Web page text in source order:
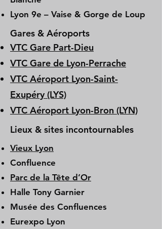
Lyon 9e – Vaise & Gorge de Loup
Gares & Aéroports
VTC Gare Part-Dieu
VTC Gare de Lyon-Perrache
VTC Aéroport Lyon-Saint-
Exupéry (LYS)
VTC Aéroport Lyon-Bron (LYN)
Lieux & sites incontournables
Vieux Lyon
Confluence
Parc de la Tête d’Or
Halle Tony Garnier
Musée des Confluences
Eurexpo Lyon